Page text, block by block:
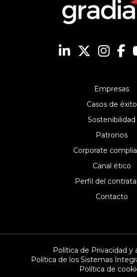
Empresas
Casos de éxito
Sostenibilidad
Patronos
Corporate
Canal ético
Perfil del
Contacto
Política de Privacidad y
Política de los Sistemas
Política de